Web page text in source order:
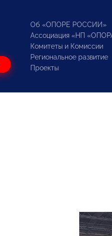
Об «ОПОРЕ РОССИИ»
Ассоциация «НП
Комитеты и Комиссии
Региональное развитие
Проекты